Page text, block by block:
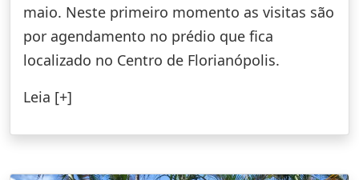
maio. Neste primeiro momento as visitas são
por agendamento no prédio que fica
localizado no Centro de Florianópolis.
Leia [+]